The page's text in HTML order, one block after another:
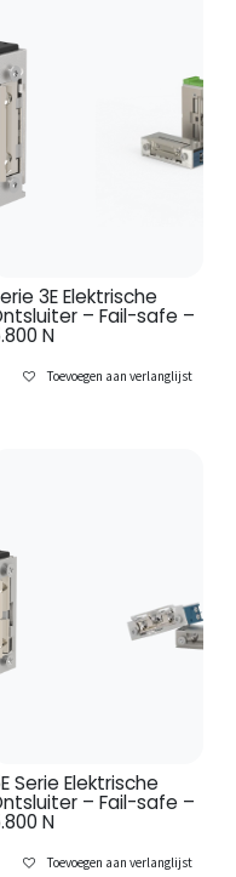
3E Elektrische
– Fail-safe –
N
Toevoegen aan verlanglijst
Serie Elektrische
– Fail-safe –
N
Toevoegen aan verlanglijst